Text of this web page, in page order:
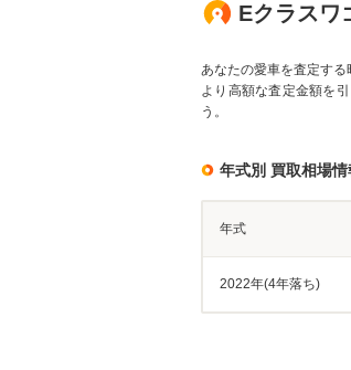
Eクラスワ
あなたの愛車を査定する
より高額な査定金額を
う。
年式別 買取相場情
年式
2022年(4年落ち)